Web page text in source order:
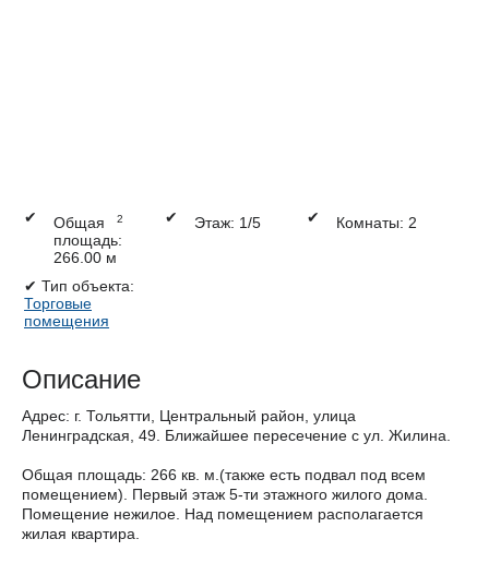
✔
Общая
площадь:
266.00 м
2 ✔ Этаж: 1/5 ✔ Комнаты: 2
✔ Тип объекта:
Торговые
помещения
Описание
Адрес: г. Тольятти, Центральный район, улица
Ленинградская, 49. Ближайшее пересечение с ул. Жилина.
Общая площадь: 266 кв. м.(также есть подвал под всем
помещением). Первый этаж 5-ти этажного жилого дома.
Помещение нежилое. Над помещением располагается
жилая квартира.